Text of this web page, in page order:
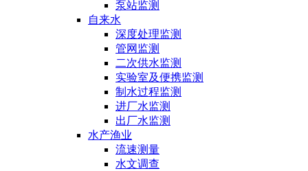
泵站监测
自来水
深度处理监测
管网监测
二次供水监测
实验室及便携监测
制水过程监测
进厂水监测
出厂水监测
水产渔业
流速测量
水文调查